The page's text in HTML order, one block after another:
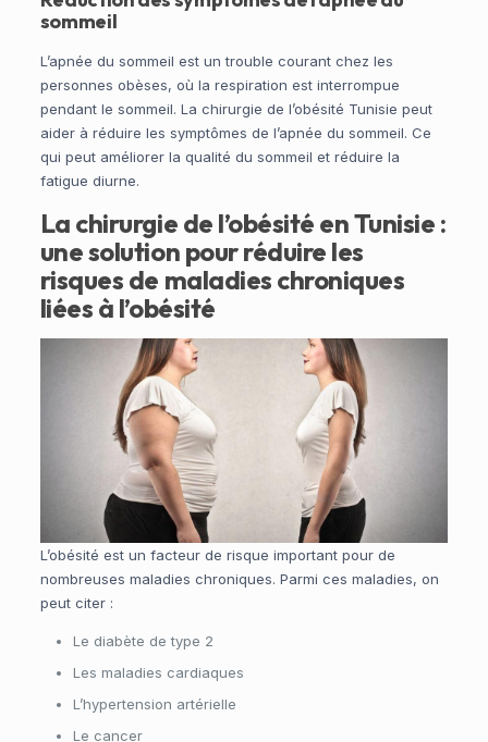
sommeil
L’apnée du sommeil est un trouble courant chez les
personnes obèses, où la respiration est interrompue
pendant le sommeil. La chirurgie de l’obésité Tunisie peut
aider à réduire les symptômes de l’apnée du sommeil. Ce
qui peut améliorer la qualité du sommeil et réduire la
fatigue diurne.
La chirurgie de l’obésité en Tunisie :
une solution pour réduire les
risques de maladies chroniques
liées à l’obésité
L’obésité est un facteur de risque important pour de
nombreuses maladies chroniques. Parmi ces maladies, on
peut citer :
Le diabète de type 2
Les maladies cardiaques
L’hypertension artérielle
Le cancer